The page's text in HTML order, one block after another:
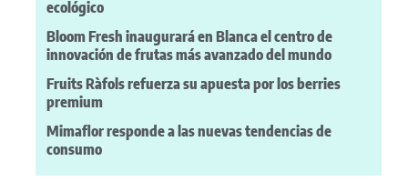
ecológico
Bloom Fresh inaugurará en Blanca el centro de
innovación de frutas más avanzado del mundo
Fruits Ràfols refuerza su apuesta por los berries
premium
Mimaflor responde a las nuevas tendencias de
consumo